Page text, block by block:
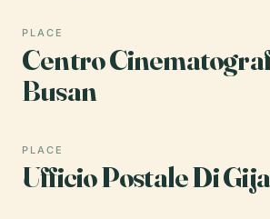
PLACE
Centro
Busan
PLACE
Ufficio Postale Di